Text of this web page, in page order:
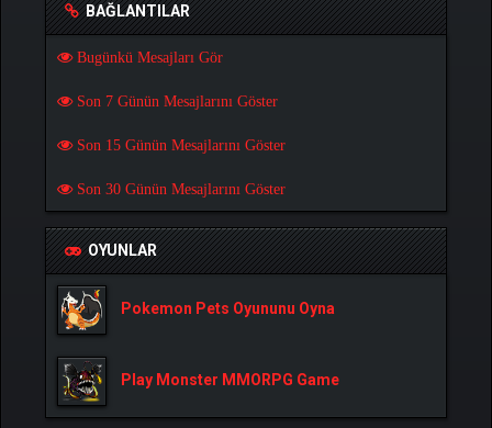
BAĞLANTILAR
Bugünkü Mesajları Gör
Son 7 Günün Mesajlarını Göster
Son 15 Günün Mesajlarını Göster
Son 30 Günün Mesajlarını Göster
OYUNLAR
Pokemon Pets Oyununu Oyna
Play Monster MMORPG Game